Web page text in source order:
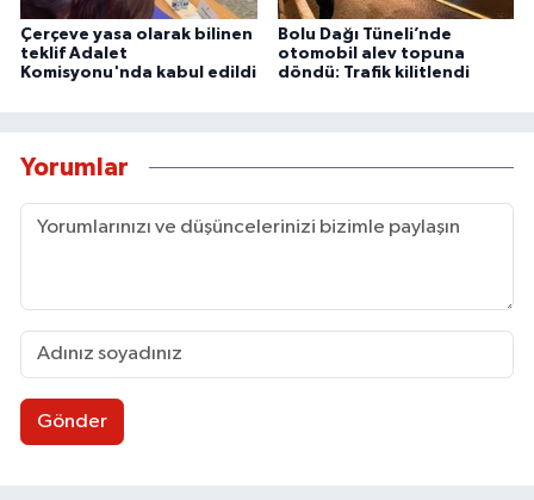
Çerçeve yasa olarak bilinen
teklif Adalet
Komisyonu'nda kabul edildi
Bolu Dağı Tüneli’nde
otomobil alev topuna
döndü: Trafik kilitlendi
Yorumlar
Gönder